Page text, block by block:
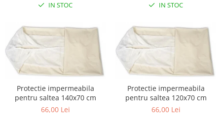
IN STOC IN STOC
Protectie impermeabila
pentru saltea 140x70 cm
66,00 Lei
Protectie impermeabila
pentru saltea 120x70 cm
66,00 Lei